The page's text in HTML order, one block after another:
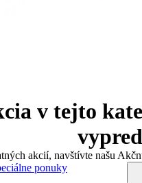
v tejto
akcií, navštívte našu
ponuky